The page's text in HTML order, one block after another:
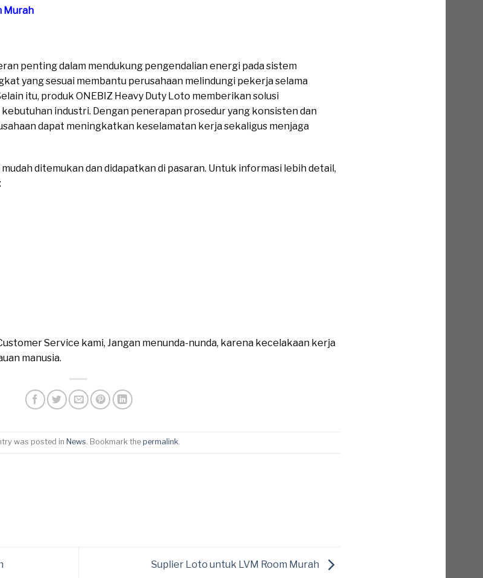
Murah
penting dalam mendukung pengendalian energi pada sistem
yang sesuai membantu perusahaan melindungi pekerja selama
itu, produk ONEBIZ Heavy Duty Loto memberikan solusi
industri. Dengan penerapan prosedur yang konsisten dan
dapat meningkatkan keselamatan kerja sekaligus menjaga
ditemukan dan didapatkan di pasaran. Untuk informasi lebih detail,
Service kami, Jangan menunda-nunda, karena kecelakaan kerja
manusia.
was posted in News. Bookmark the permalink.
Suplier Loto untuk LVM Room Murah